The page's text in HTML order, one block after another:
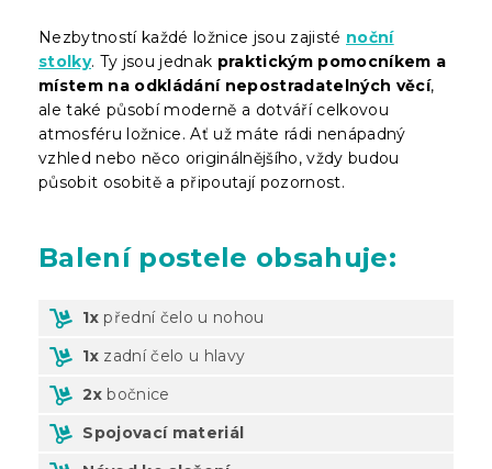
Nezbytností každé ložnice jsou zajisté noční
stolky. Ty jsou jednak praktickým pomocníkem a
místem na odkládání nepostradatelných věcí,
ale také působí moderně a dotváří celkovou
atmosféru ložnice. Ať už máte rádi nenápadný
vzhled nebo něco originálnějšího, vždy budou
působit osobitě a připoutají pozornost.
Balenípostele obsahuje:
1x přední čelo u nohou
1x zadní čelo u hlavy
2x bočnice
Spojovací materiál